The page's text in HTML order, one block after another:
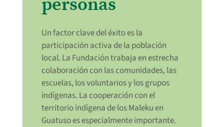
Un factor clave del éxito es la
participación activa de la población
local. La Fundación trabaja en estrecha
colaboración con las comunidades, las
escuelas, los voluntarios y los grupos
indígenas. La cooperación con el
territorio indígena de los Maleku en
Guatuso es especialmente importante.